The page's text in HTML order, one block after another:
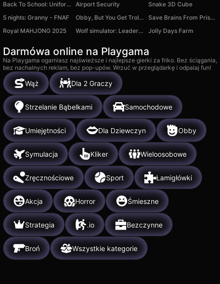
Back To School: Uniforms Edition
Airport Security
Snake 3D Cube
5 nights: Granny - FNAF
Obby, But You Get Trolled
Save Brains From Prison Escape +1 Tycoon 3D
Royal MAHJONG 2025
Wolf simulator: Leader of the pack Jolly Days Farm
Darmówa online na Playgama
Na Playgama ogarniasz najświeższe i najlepsze gierki za friko. Bez ściągania,
bez nachalnych reklam, bez pop-upów. Wrzuć w przeglądarkę i odpalaj fun!
Wąż Dla 2 Graczy
Strzelanie Bąbelkami Samochodowe
Umiejętności Dla Dziewczyn Obby
Symulacja Kliker Wieloosobowe
Zręcznościowe Sport Łamigłówki
Akcja Horror Śmieszne
Strategia .io Bezczynne
Broń Wszystkie kategorie